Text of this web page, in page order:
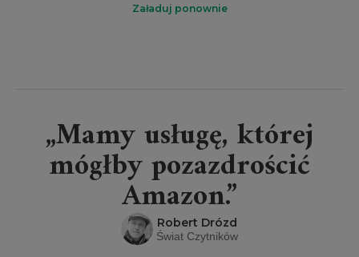
Załaduj ponownie
„Mamy usługę, której
mógłby pozazdrościć
Amazon.”
Robert Drózd
Świat Czytników